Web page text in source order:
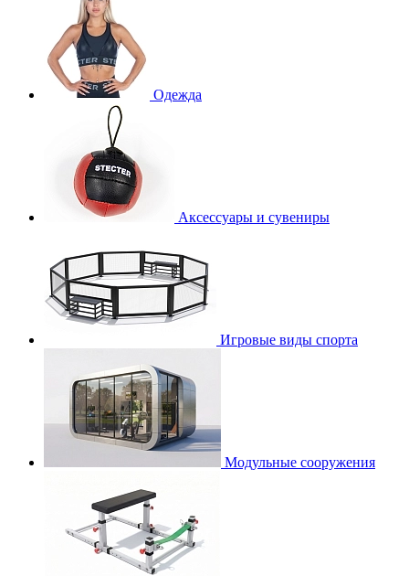
Одежда
Аксессуары и сувениры
Игровые виды спорта
Модульные сооружения